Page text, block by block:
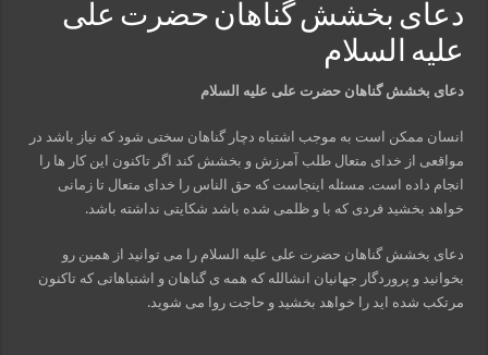
ختم آیات ۲ و ۳ سوره طلاق برای افزایش رزق و روزی | روش ختم، متن آیات و فضیلت
آیات قرآنی برای استجابت دعا و آسان شدن کارها و برآورده شدن حاجت
قویترین ذکر استجابت دعا و حاجت روایی | ذکر اسماء الحسنی برآورده شدن حاجت
دعای بخشش گناهان حضرت علی
علیه السلام
دعای بخشش گناهان حضرت علی علیه السلام
انسان ممکن است به موجب اشتباه دچار گناهان سختی شود که نیاز باشد در
مواقعی از خدای متعال طلب آمرزش و بخشش کند اگر تاکنون این کار ها را
انجام داده است. مسئله اینجاست که حق الناس را خدای متعال تا زمانی
خواهد بخشید فردی که با و ظلمی شده باشد شکایتی نداشته باشد.
دعای بخشش گناهان حضرت علی علیه السلام را می توانید از همین رو
بخوانید و پروردگار جهانیان انشالله که همه ی گناهان و اشتباهاتی که تاکنون
مرتکب شده اید را خواهد بخشید و حاجت روا می شوید.